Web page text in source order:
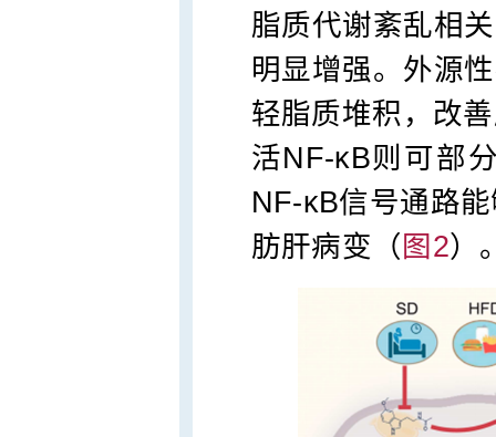
脂质代谢紊乱相
明显增强。外源
轻脂质堆积，改
活NF-κB则可部
NF-κB信号通路
肪肝病变（ 图2）